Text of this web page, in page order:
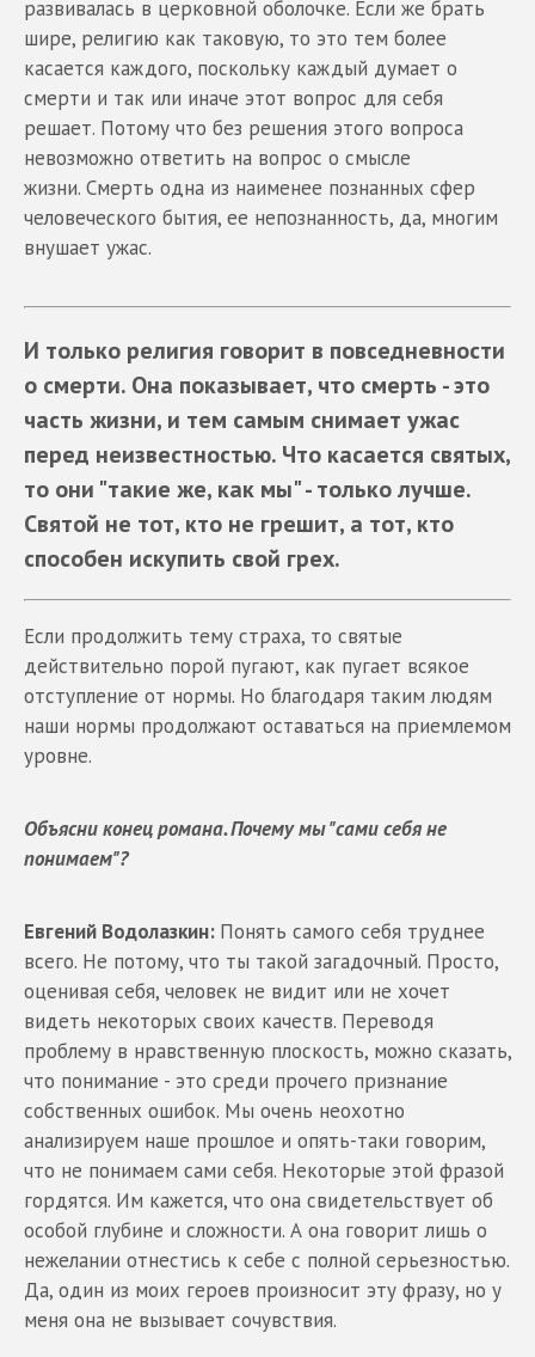
развивалась в церковной оболочке. Если же брать
шире, религию как таковую, то это тем более
касается каждого, поскольку каждый думает о
смерти и так или иначе этот вопрос для себя
решает. Потому что без решения этого вопроса
невозможно ответить на вопрос о смысле
жизни. Смерть одна из наименее познанных сфер
человеческого бытия, ее непознанность, да, многим
внушает ужас.
И только религия говорит в повседневности
о смерти. Она показывает, что смерть - это
часть жизни, и тем самым снимает ужас
перед неизвестностью. Что касается святых,
то они "такие же, как мы" - только лучше.
Святой не тот, кто не грешит, а тот, кто
способен искупить свой грех.
Если продолжить тему страха, то святые
действительно порой пугают, как пугает всякое
отступление от нормы. Но благодаря таким людям
наши нормы продолжают оставаться на приемлемом
уровне.
Объясни конец романа. Почему мы "сами себя не
понимаем"?
Евгений Водолазкин: Понять самого себя труднее
всего. Не потому, что ты такой загадочный. Просто,
оценивая себя, человек не видит или не хочет
видеть некоторых своих качеств. Переводя
проблему в нравственную плоскость, можно сказать,
что понимание - это среди прочего признание
собственных ошибок. Мы очень неохотно
анализируем наше прошлое и опять-таки говорим,
что не понимаем сами себя. Некоторые этой фразой
гордятся. Им кажется, что она свидетельствует об
особой глубине и сложности. А она говорит лишь о
нежелании отнестись к себе с полной серьезностью.
Да, один из моих героев произносит эту фразу, но у
меня она не вызывает сочувствия.